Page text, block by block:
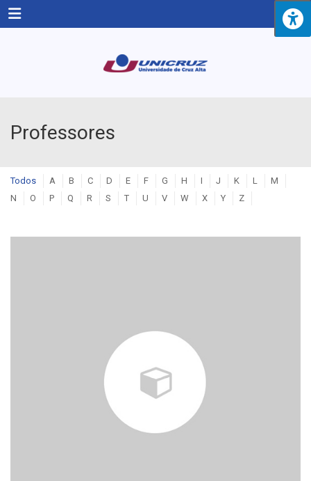
Menu
Professores
Todos A B C D E F G H I J K L
M
N
O P Q R S T U V W X Y Z